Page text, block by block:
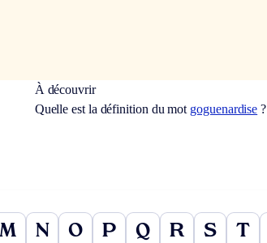
À découvrir
Quelle est la définition du mot goguenardise ?
M N O P Q R S T